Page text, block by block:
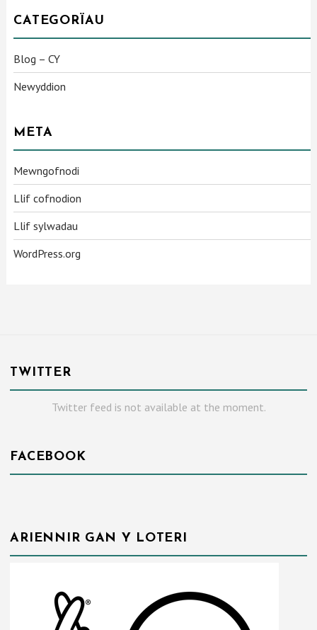
CATEGORÏAU
Blog – CY
Newyddion
META
Mewngofnodi
Llif cofnodion
Llif sylwadau
WordPress.org
TWITTER
Twitter feed is not available at the moment.
FACEBOOK
ARIENNIR GAN Y LOTERI